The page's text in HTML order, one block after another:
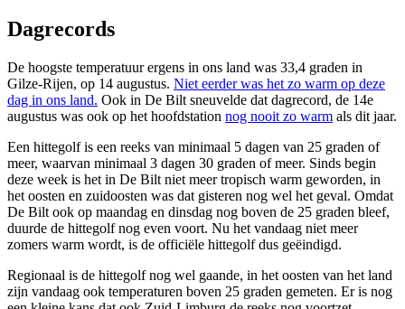
Dagrecords
De hoogste temperatuur ergens in ons land was 33,4 graden in
Gilze-Rijen, op 14 augustus. Niet eerder was het zo warm op deze
dag in ons land. Ook in De Bilt sneuvelde dat dagrecord, de 14e
augustus was ook op het hoofdstation nog nooit zo warm als dit jaar.
Een hittegolf is een reeks van minimaal 5 dagen van 25 graden of
meer, waarvan minimaal 3 dagen 30 graden of meer. Sinds begin
deze week is het in De Bilt niet meer tropisch warm geworden, in
het oosten en zuidoosten was dat gisteren nog wel het geval. Omdat
De Bilt ook op maandag en dinsdag nog boven de 25 graden bleef,
duurde de hittegolf nog even voort. Nu het vandaag niet meer
zomers warm wordt, is de officiële hittegolf dus geëindigd.
Regionaal is de hittegolf nog wel gaande, in het oosten van het land
zijn vandaag ook temperaturen boven 25 graden gemeten. Er is nog